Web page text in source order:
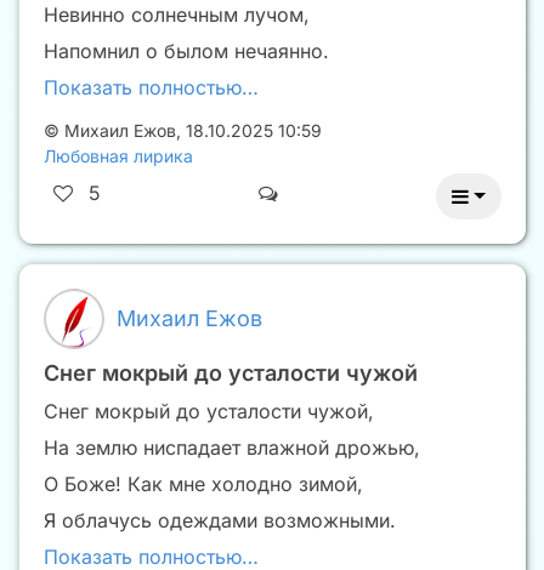
Невинно солнечным лучом,
Напомнил о былом нечаянно.
Показать полностью…
© Михаил Ежов, 18.10.2025 10:59
Любовная лирика
5
Михаил Ежов
Снег мокрый до усталости чужой
Снег мокрый до усталости чужой,
На землю ниспадает влажной дрожью,
О Боже! Как мне холодно зимой,
Я облачусь одеждами возможными.
Показать полностью…